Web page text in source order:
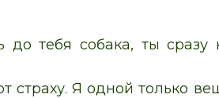
тебя собака, ты сразу
страху. Я одной только